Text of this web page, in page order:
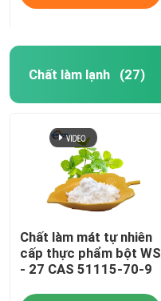
Chất làm lạnh (27)
Chất làm mát tự nhiên
cấp thực phẩm bột WS
- 27 CAS 51115-70-9